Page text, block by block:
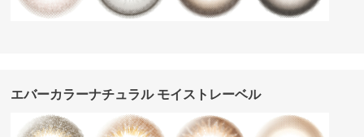
エバーカラーナチュラル モイストレーベル